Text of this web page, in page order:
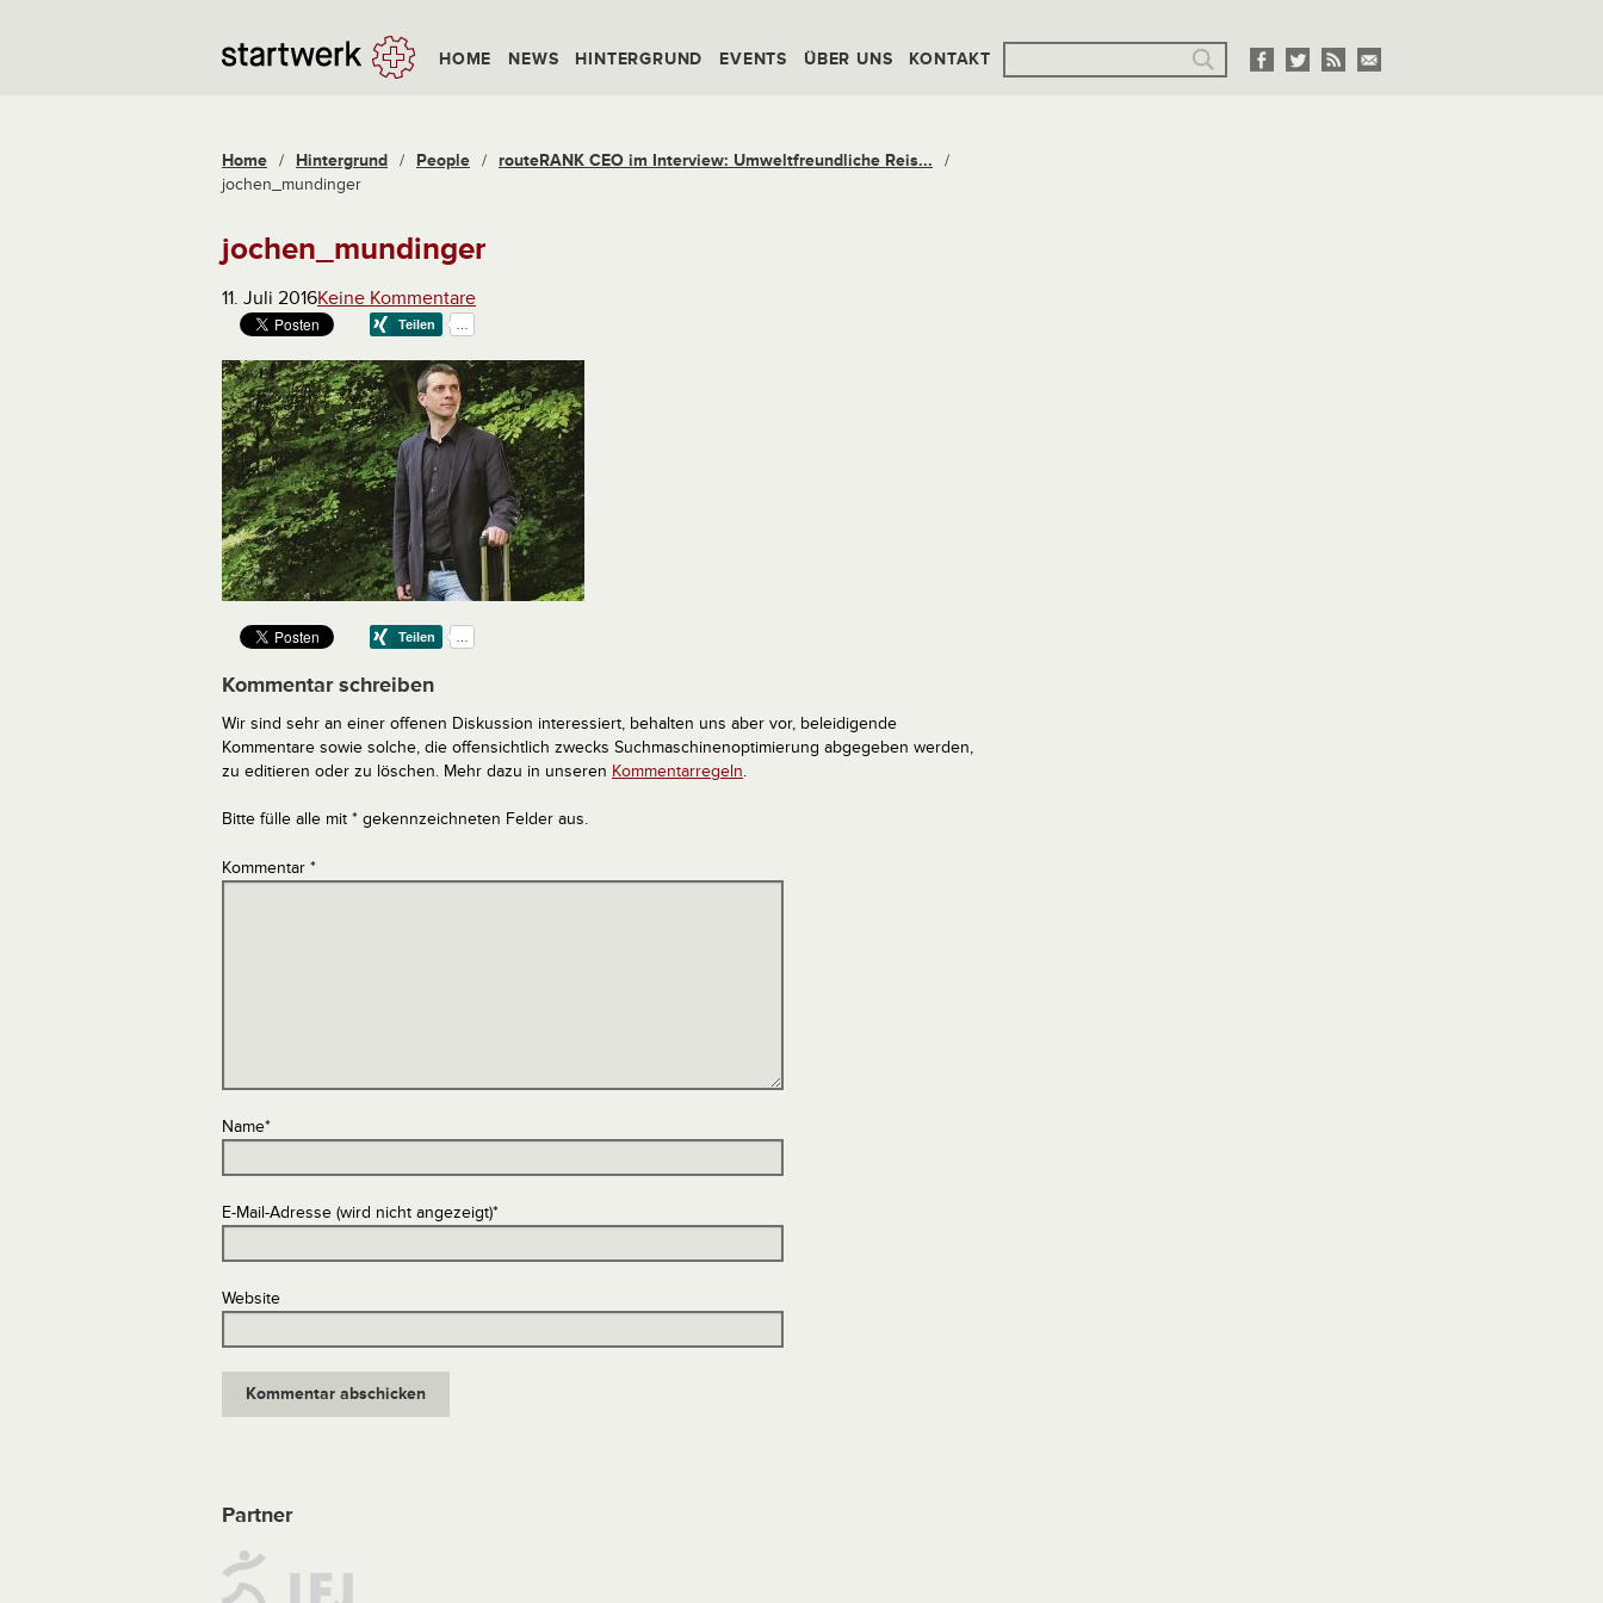
HOME NEWS HINTERGRUND EVENTS ÜBER UNS KONTAKT
Home / Hintergrund / People / routeRANK CEO im Interview: Umweltfreundliche Reis...
/
jochen_mundinger
jochen_mundinger
11. Juli 2016Keine Kommentare
Kommentar schreiben
Wir sind sehr an einer offenen Diskussion interessiert, behalten uns aber vor, beleidigende
Kommentare sowie solche, die offensichtlich zwecks Suchmaschinenoptimierung abgegeben werden,
zu editieren oder zu löschen. Mehr dazu in unseren Kommentarregeln.
Bitte fülle alle mit * gekennzeichneten Felder aus.
Kommentar *
Name*
E-Mail-Adresse (wird nicht angezeigt)*
Website
Partner